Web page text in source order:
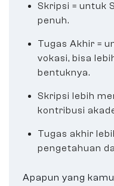
Skripsi = untuk
penuh.
Tugas Akhir =
vokasi, bisa
bentuknya.
Skripsi lebih
kontribusi
Tugas akhir
pengetahuan
Apapun yang